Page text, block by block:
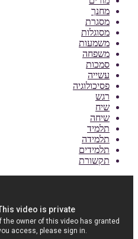
מחנך
מסגרת
מסוגלות
משמעות
משפחה
סמכות
עשייה
פסיכולוגיה
רגש
שיח
שיחה
תלמיד
תלמידה
תלמידים
תקשורת